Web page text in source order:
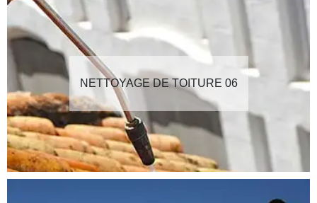
NETTOYAGE DE TOITURE 06